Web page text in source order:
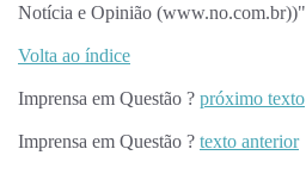
Notícia e Opinião (www.no.com.br))"
Volta ao índice
Imprensa em Questão ? próximo texto
Imprensa em Questão ? texto anterior